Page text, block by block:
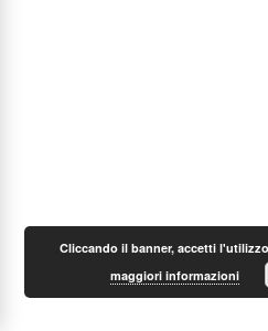
Cliccando il banner, accetti
maggiori informazioni